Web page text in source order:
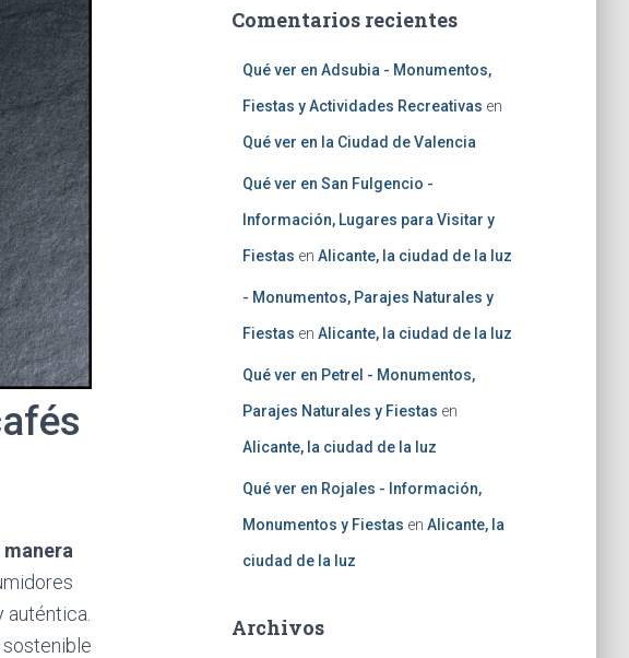
sostenible
Comentarios recientes
Qué ver en Adsubia - Monumentos,
Fiestas y Actividades Recreativas en
Qué ver en la Ciudad de Valencia
Qué ver en San Fulgencio -
Información, Lugares para Visitar y
Fiestas en Alicante, la ciudad de la luz
- Monumentos, Parajes Naturales y
Fiestas en Alicante, la ciudad de la luz
Qué ver en Petrel - Monumentos,
Parajes Naturales y Fiestas en
Alicante, la ciudad de la luz
Qué ver en Rojales - Información,
Monumentos y Fiestas en Alicante, la
ciudad de la luz
Archivos